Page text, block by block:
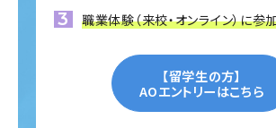
職業体験（来校・オンライン）に参
【留学生の方】
AOエントリーはこちら